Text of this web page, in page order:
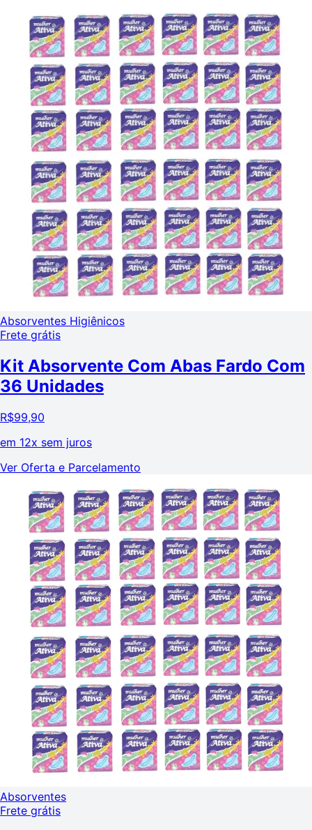
Absorventes Higiênicos
Frete grátis
Kit Absorvente Com Abas Fardo Com
36 Unidades
R$99,90
em 12x sem juros
Ver Oferta e Parcelamento
Absorventes
Frete grátis